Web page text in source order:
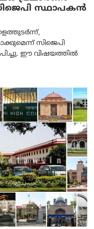
സ്ഥാപകന്‍
സിജെപി
ഈ വിഷയത്തിൽ